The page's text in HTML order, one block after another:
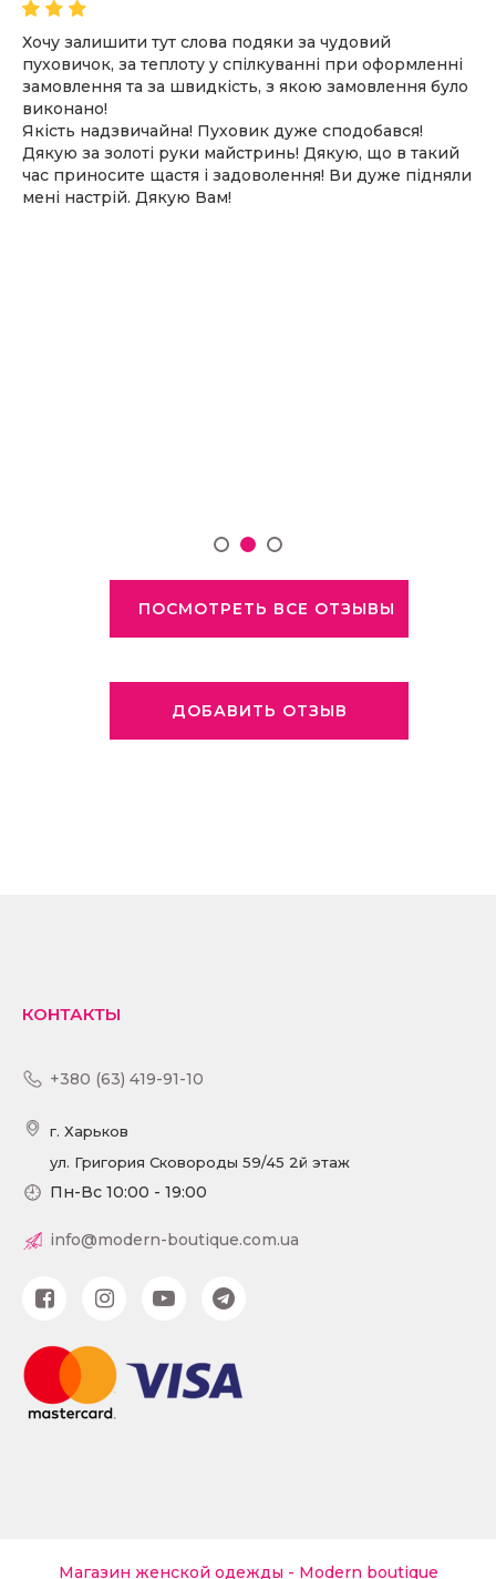
Хочу залишити тут слова подяки за чудовий
пуховичок, за теплоту у спілкуванні при оформленні
замовлення та за швидкість, з якою замовлення було
виконано!
Якість надзвичайна! Пуховик дуже сподобався!
Дякую за золоті руки майстринь! Дякую, що в такий
час приносите щастя і задоволення! Ви дуже підняли
мені настрій. Дякую Вам!
ПОСМОТРЕТЬ ВСЕ ОТЗЫВЫ
ДОБАВИТЬ ОТЗЫВ
КОНТАКТЫ
+380 (63) 419-91-10
г. Харьков
ул. Григория Сковороды 59/45 2й этаж
Пн-Вс 10:00 - 19:00
info@modern-boutique.com.ua
Магазин женской одежды - Modern boutique